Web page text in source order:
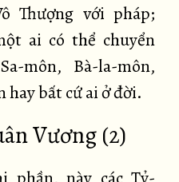
Thượng với pháp;
ai có thể chuyển
môn, Bà-la-môn,
hay bất cứ ai ở đời.
Vương (2)